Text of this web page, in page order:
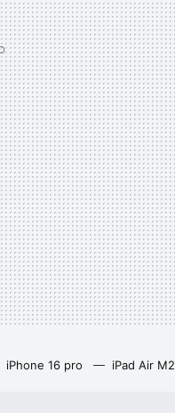
iPhone 16 pro iPad Air